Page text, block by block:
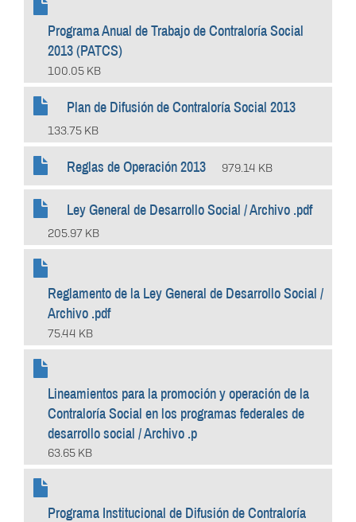
Programa Anual de Trabajo de Contraloría Social
2013 (PATCS)
100.05 KB
Plan de Difusión de Contraloría Social 2013
133.75 KB
Reglas de Operación 2013 979.14 KB
Ley General de Desarrollo Social / Archivo .pdf
205.97 KB
Reglamento de la Ley General de Desarrollo Social /
Archivo .pdf
75.44 KB
Lineamientos para la promoción y operación de la
Contraloría Social en los programas federales de
desarrollo social / Archivo .p
63.65 KB
Programa Institucional de Difusión de Contraloría